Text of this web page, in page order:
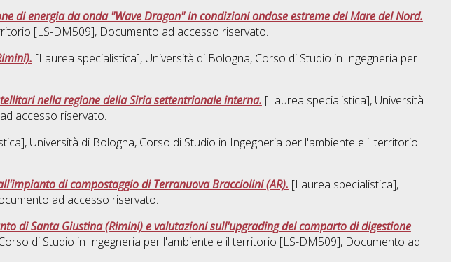
di energia da onda "Wave Dragon" in condizioni ondose estreme del Mare del Nord.
[LS-DM509], Documento ad accesso riservato.
[Laurea specialistica], Università di Bologna, Corso di Studio in Ingegneria per
nella regione della Siria settentrionale interna. [Laurea specialistica], Università
accesso riservato.
Università di Bologna, Corso di Studio in Ingegneria per l'ambiente e il territorio
di compostaggio di Terranuova Bracciolini (AR). [Laurea specialistica],
ad accesso riservato.
di Santa Giustina (Rimini) e valutazioni sull'upgrading del comparto di digestione
di Studio in Ingegneria per l'ambiente e il territorio [LS-DM509], Documento ad